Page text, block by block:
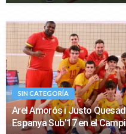
SIN CATEGORÍA
Arel Amorós i Justo
Espanya Sub’17 en el